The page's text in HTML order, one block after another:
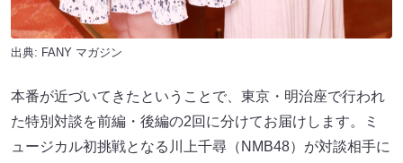
出典: FANY マガジン
本番が近づいてきたということで、東京・明治座で行われ
た特別対談を前編・後編の2回に分けてお届けします。ミ
ュージカル初挑戦となる川上千尋（NMB48）が対談相手に